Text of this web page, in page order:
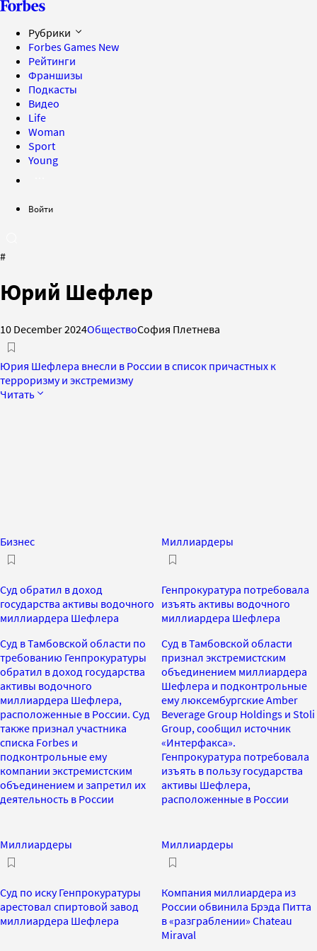
Рубрики
Forbes Games New
Рейтинги
Франшизы
Подкасты
Видео
Life
Woman
Sport
Young
Войти
#
Юрий Шефлер
10 December 2024ОбществоСофия Плетнева
Юрия Шефлера внесли в России в список причастных к
терроризму и экстремизму
Читать
Бизнес
Суд обратил в доход
государства активы водочного
миллиардера Шефлера
Суд в Тамбовской области по
требованию Генпрокуратуры
обратил в доход государства
активы водочного
миллиардера Шефлера,
расположенные в России. Суд
также признал участника
списка Forbes и
подконтрольные ему
компании экстремистским
объединением и запретил их
деятельность в России
Миллиардеры
Генпрокуратура потребовала
изъять активы водочного
миллиардера Шефлера
Суд в Тамбовской области
признал экстремистским
объединением миллиардера
Шефлера и подконтрольные
ему люксембургские Amber
Beverage Group Holdings и Stoli
Group, сообщил источник
«Интерфакса».
Генпрокуратура потребовала
изъять в пользу государства
активы Шефлера,
расположенные в России
Миллиардеры
Суд по иску Генпрокуратуры
арестовал спиртовой завод
миллиардера Шефлера
Миллиардеры
Компания миллиардера из
России обвинила Брэда Питта
в «разграблении» Chateau
Miraval